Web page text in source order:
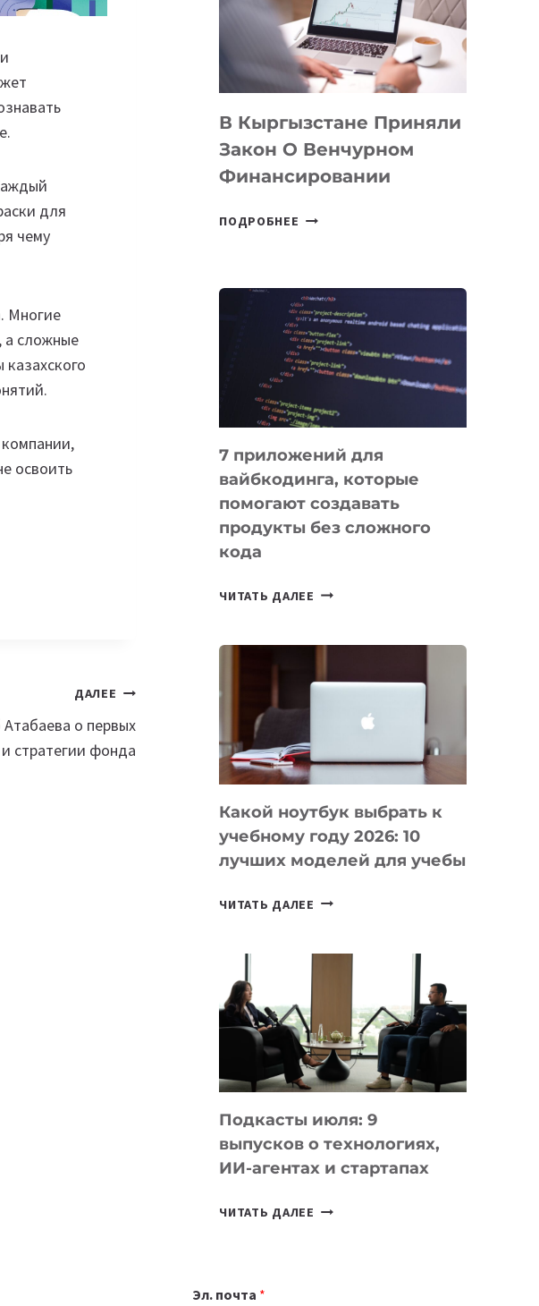
для
чему
Многие
а сложные
освоить
ДАЛЕЕ
о первых
стратегии фонда
ROAD
FINANCE
&
TECHNOLOGY
В Кыргызстане Приняли
Закон О Венчурном
Финансировании
ПОДРОБНЕЕ
О
ВЕНЧУРНОМ
ФИНАНСИРОВАНИИ
7 приложений для
вайбкодинга, которые
помогают создавать
продукты без сложного
кода
ЧИТАТЬ ДАЛЕЕ 7
КОТОРЫЕ
СОЗДАВАТЬ
БЕЗ
КОДА
Какой ноутбук выбрать к
учебному году 2026: 10
лучших моделей для учебы
ЧИТАТЬ ДАЛЕЕ КАКОЙ
2026:
10
ЛУЧШИХ
ДЛЯ
УЧЕБЫ
Подкасты июля: 9
выпусков о технологиях,
ИИ-агентах и стартапах
ЧИТАТЬ ДАЛЕЕ ПОДКАСТЫ
Эл. почта *